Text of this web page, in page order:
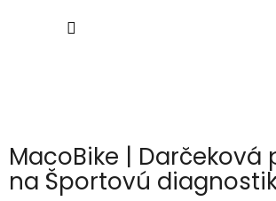
MacoBike | Darčeková
na Športovú